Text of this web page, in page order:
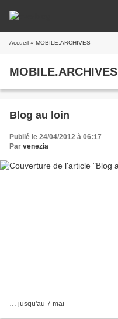
Accueil » MOBILE.ARCHIVES
MOBILE.ARCHIVES
Blog au loin
Publié le 24/04/2012 à 06:17
Par venezia
… jusqu'au 7 mai